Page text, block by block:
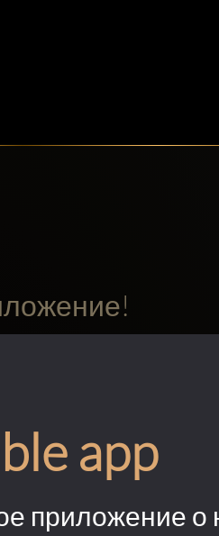
app
приложение о